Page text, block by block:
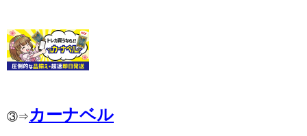
③⇒ カーナベル